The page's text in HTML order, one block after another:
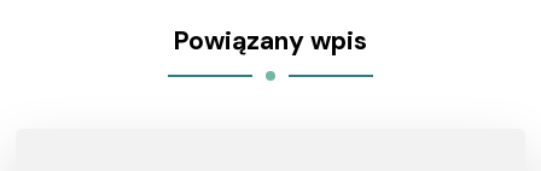
Powiązany wpis